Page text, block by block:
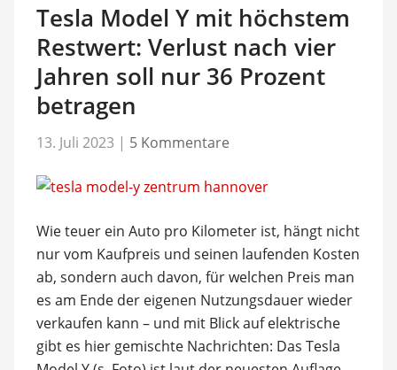
Tesla Model Y mit höchstem
Restwert: Verlust nach vier
Jahren soll nur 36 Prozent
betragen
13. Juli 2023 | 5 Kommentare
Wie teuer ein Auto pro Kilometer ist, hängt nicht
nur vom Kaufpreis und seinen laufenden Kosten
ab, sondern auch davon, für welchen Preis man
es am Ende der eigenen Nutzungsdauer wieder
verkaufen kann – und mit Blick auf elektrische
gibt es hier gemischte Nachrichten: Das Tesla